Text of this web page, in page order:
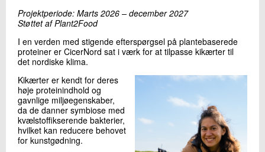
Skriv til mig
Projektperiode: Marts 2026 – december 2027
Støttet af Plant2Food
I en verden med stigende efterspørgsel på plantebaserede
proteiner er CicerNord sat i værk for at tilpasse kikærter til
det nordiske klima.
Kikærter er kendt for deres
høje proteinindhold og
gavnlige miljøegenskaber,
da de danner symbiose med
kvælstoffikserende bakterier,
hvilket kan reducere behovet
for kunstgødning.